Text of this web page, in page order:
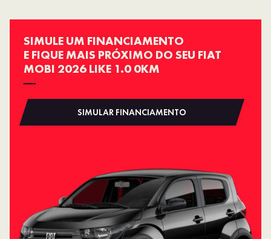
SIMULE UM FINANCIAMENTO
E FIQUE MAIS PRÓXIMO DO SEU FIAT
MOBI 2026 LIKE 1.0 0KM
SIMULAR FINANCIAMENTO